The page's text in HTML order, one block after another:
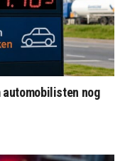
automobilisten nog